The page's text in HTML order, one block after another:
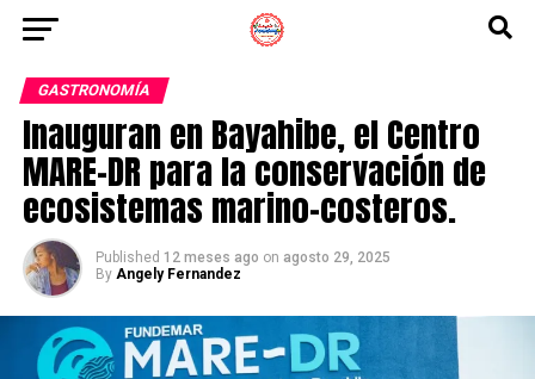
GASTRONOMÍA
Inauguran en Bayahibe, el Centro
MARE-DR para la conservación de
ecosistemas marino-costeros.
Published 12 meses ago on agosto 29, 2025
By Angely Fernandez